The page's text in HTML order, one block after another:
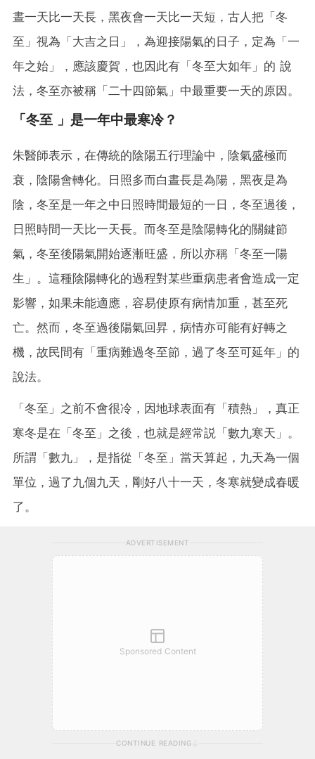
晝一天比一天長，黑夜會一天比一天短，古人把「冬
至」視為「大吉之日」，為迎接陽氣的日子，定為「一
年之始」，應該慶賀，也因此有「冬至大如年」的 說
法，冬至亦被稱「二十四節氣」中最重要一天的原因。
「冬至 」是一年中最寒冷？
朱醫師表示，在傳統的陰陽五行理論中，陰氣盛極而
衰，陰陽會轉化。日照多而白晝長是為陽，黑夜是為
陰，冬至是一年之中日照時間最短的一日，冬至過後，
日照時間一天比一天長。而冬至是陰陽轉化的關鍵節
氣，冬至後陽氣開始逐漸旺盛，所以亦稱「冬至一陽
生」。這種陰陽轉化的過程對某些重病患者會造成一定
影響，如果未能適應，容易使原有病情加重，甚至死
亡。然而，冬至過後陽氣回昇，病情亦可能有好轉之
機，故⺠間有「重病難過冬至節，過了冬至可延年」的
說法。
「冬至」之前不會很冷，因地球表面有「積熱」，真正
寒冬是在「冬至」之後，也就是經常説「數九寒天」。
所謂「數九」，是指從「冬至」當天算起，九天為一個
單位，過了九個九天，剛好八十一天，冬寒就變成春暖
了。
ADVERTISEMENT
Sponsored Content
CONTINUE READING